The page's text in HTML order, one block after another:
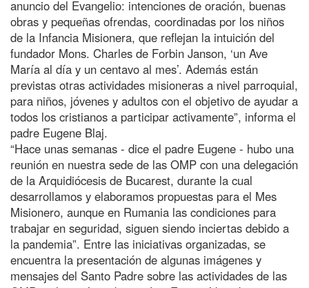
anuncio del Evangelio: intenciones de oración, buenas
obras y pequeñas ofrendas, coordinadas por los niños
de la Infancia Misionera, que reflejan la intuición del
fundador Mons. Charles de Forbin Janson, ‘un Ave
María al día y un centavo al mes’. Además están
previstas otras actividades misioneras a nivel parroquial,
para niños, jóvenes y adultos con el objetivo de ayudar a
todos los cristianos a participar activamente”, informa el
padre Eugene Blaj.
“Hace unas semanas - dice el padre Eugene - hubo una
reunión en nuestra sede de las OMP con una delegación
de la Arquidiócesis de Bucarest, durante la cual
desarrollamos y elaboramos propuestas para el Mes
Misionero, aunque en Rumania las condiciones para
trabajar en seguridad, siguen siendo inciertas debido a
la pandemia”. Entre las iniciativas organizadas, se
encuentra la presentación de algunas imágenes y
mensajes del Santo Padre sobre las actividades de las